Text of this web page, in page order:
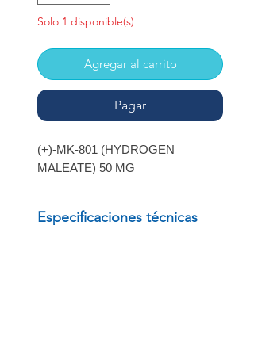
Solo 1 disponible(s)
Agregar al carrito
Pagar
(+)-MK-801 (HYDROGEN
MALEATE) 50 MG
Especificaciones técnicas